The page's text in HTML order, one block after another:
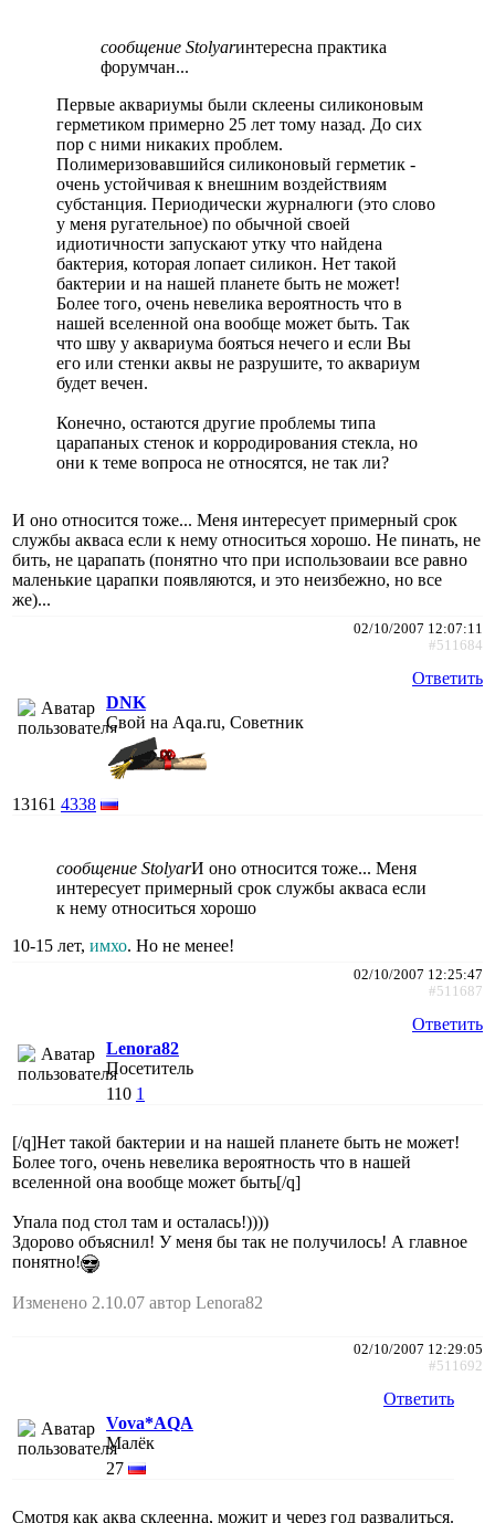
сообщение Stolyarинтересна практика
форумчан...
Первые аквариумы были склеены силиконовым
герметиком примерно 25 лет тому назад. До сих
пор с ними никаких проблем.
Полимеризовавшийся силиконовый герметик -
очень устойчивая к внешним воздействиям
субстанция. Периодически журналюги (это слово
у меня ругательное) по обычной своей
идиотичности запускают утку что найдена
бактерия, которая лопает силикон. Нет такой
бактерии и на нашей планете быть не может!
Более того, очень невелика вероятность что в
нашей вселенной она вообще может быть. Так
что шву у аквариума бояться нечего и если Вы
его или стенки аквы не разрушите, то аквариум
будет вечен.
Конечно, остаются другие проблемы типа
царапаных стенок и корродирования стекла, но
они к теме вопроса не относятся, не так ли?
И оно относится тоже... Меня интересует примерный срок
службы акваса если к нему относиться хорошо. Не пинать, не
бить, не царапать (понятно что при использоваии все равно
маленькие царапки появляются, и это неизбежно, но все
же)...
02/10/2007 12:07:11
#511684
Ответить
DNK
Свой на Aqa.ru, Советник
13161 4338
сообщение StolyarИ оно относится тоже... Меня
интересует примерный срок службы акваса если
к нему относиться хорошо
10-15 лет, имхо. Но не менее!
02/10/2007 12:25:47
#511687
Ответить
Lenora82
Посетитель
110 1
[/q]Нет такой бактерии и на нашей планете быть не может!
Более того, очень невелика вероятность что в нашей
вселенной она вообще может быть[/q]
Упала под стол там и осталась!))))
Здорово объяснил! У меня бы так не получилось! А главное
понятно!
Изменено 2.10.07 автор Lenora82
02/10/2007 12:29:05
#511692
Ответить
Vova*AQA
Малёк
27
Смотря как аква склеенна, можит и через год развалиться.